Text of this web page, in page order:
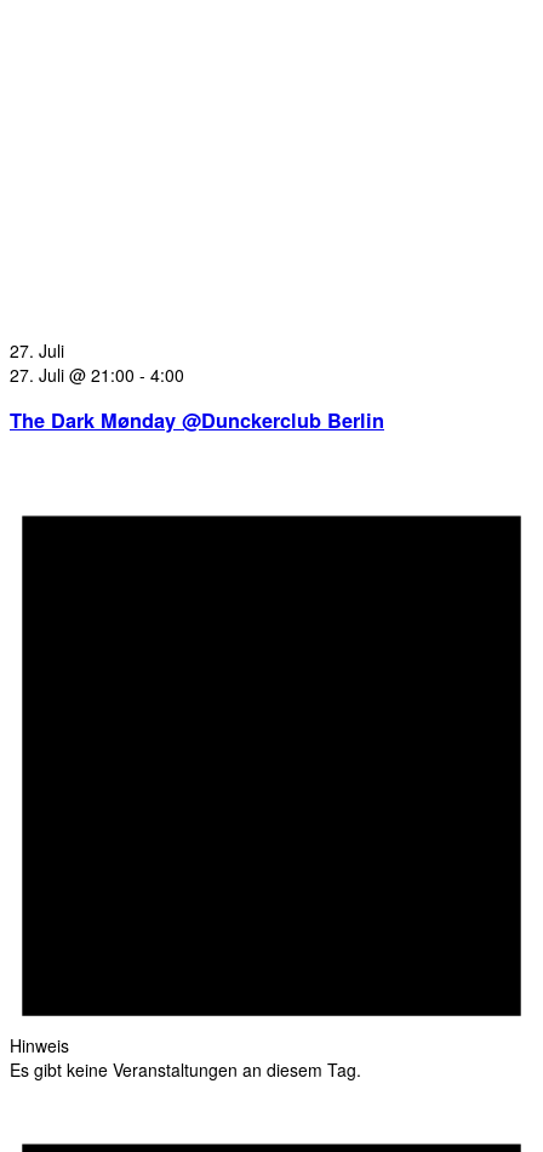
27. Juli
27. Juli @ 21:00 - 4:00
The Dark Mønday @Dunckerclub Berlin
Hinweis
Es gibt keine Veranstaltungen an diesem Tag.